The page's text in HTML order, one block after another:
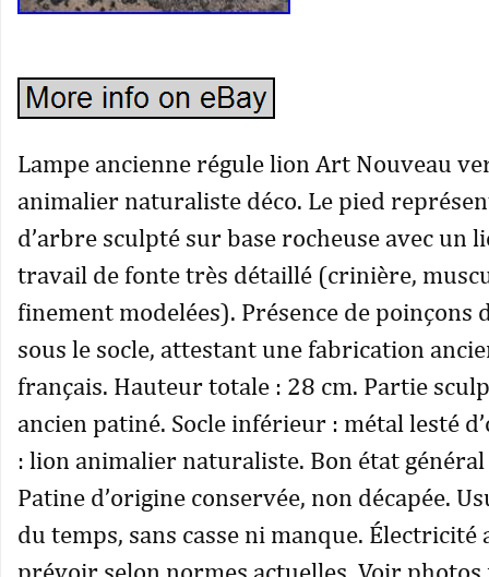
Lampe ancienne régule lion Art Nouveau
animalier naturaliste déco. Le pied
d’arbre sculpté sur base rocheuse avec un
travail de fonte très détaillé (crinière,
finement modelées). Présence de poinçons
sous le socle, attestant une fabrication
français. Hauteur totale : 28 cm. Partie
ancien patiné. Socle inférieur : métal lesté
: lion animalier naturaliste. Bon état général
Patine d’origine conservée, non décapée.
du temps, sans casse ni manque. Électricité
prévoir selon normes actuelles. Voir